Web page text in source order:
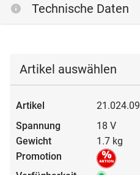
Technische Daten
Artikel auswählen
21.024.09
18 V
1.7 kg